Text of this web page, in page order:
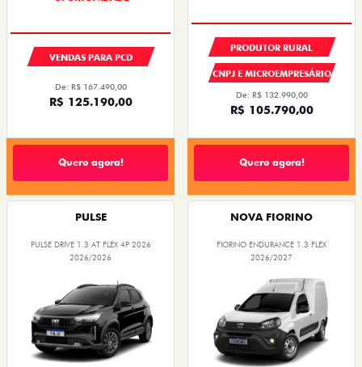
VENDAS PARA PCD
De: R$ 167.490,00
R$ 125.190,00
Quero agora!
PRODUTOR RURAL
CNPJ E MICROEMPRESÁRIO
De: R$ 132.990,00
R$ 105.790,00
Quero agora!
PULSE
PULSE DRIVE 1.3 AT FLEX 4P 2026
2026/2026
NOVA FIORINO
FIORINO ENDURANCE 1.3 FLEX
2026/2027